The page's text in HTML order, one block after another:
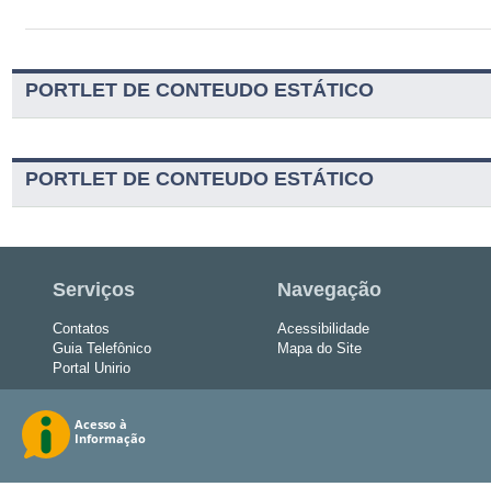
PORTLET DE CONTEUDO ESTÁTICO
PORTLET DE CONTEUDO ESTÁTICO
Serviços
Contatos
Guia Telefônico
Portal Unirio
Navegação
Acessibilidade
Mapa do Site